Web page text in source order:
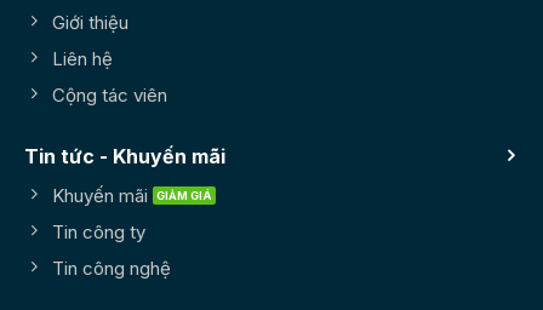
Giới thiệu
Liên hệ
Cộng tác viên
Tin tức - Khuyến mãi
Khuyến mãi
Tin công ty
Tin công nghệ